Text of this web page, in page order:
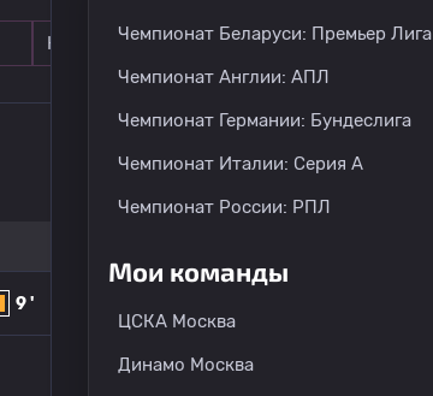
Комментарии
9 '
Чемпионат Беларуси: Премьер Лига
Чемпионат Англии: АПЛ
Чемпионат Германии: Бундеслига
Чемпионат Италии: Серия А
Чемпионат России: РПЛ
Мои команды
ЦСКА Москва
Динамо Москва